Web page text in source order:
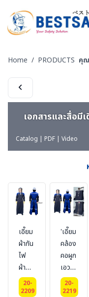
Home / PRODUCTS คุ
เอกสารและสื่อมี
Catalog | PDF | Video
เอี๊ยม
ผ้ากัน
ไฟ
ผ้า
OMNIWEAVE
6.0
20-
2209
'เอี๊ยม
คล้อง
คอผูก
เอว
กระเป๋า
หน้า
20-
2219